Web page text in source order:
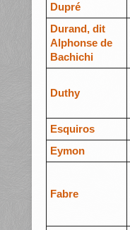
Dupré
Durand, dit
Alphonse de
Bachichi
Duthy
Esquiros
Eymon
Fabre